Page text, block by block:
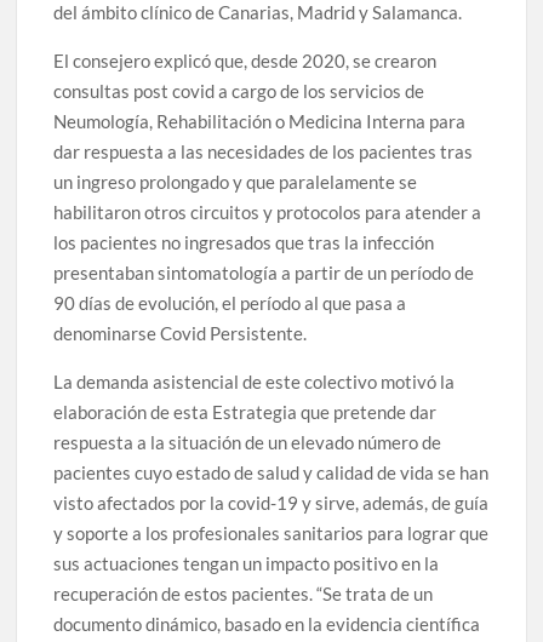
del ámbito clínico de Canarias, Madrid y Salamanca.
El consejero explicó que, desde 2020, se crearon
consultas post covid a cargo de los servicios de
Neumología, Rehabilitación o Medicina Interna para
dar respuesta a las necesidades de los pacientes tras
un ingreso prolongado y que paralelamente se
habilitaron otros circuitos y protocolos para atender a
los pacientes no ingresados que tras la infección
presentaban sintomatología a partir de un período de
90 días de evolución, el período al que pasa a
denominarse Covid Persistente.
La demanda asistencial de este colectivo motivó la
elaboración de esta Estrategia que pretende dar
respuesta a la situación de un elevado número de
pacientes cuyo estado de salud y calidad de vida se han
visto afectados por la covid-19 y sirve, además, de guía
y soporte a los profesionales sanitarios para lograr que
sus actuaciones tengan un impacto positivo en la
recuperación de estos pacientes. “Se trata de un
documento dinámico, basado en la evidencia científica